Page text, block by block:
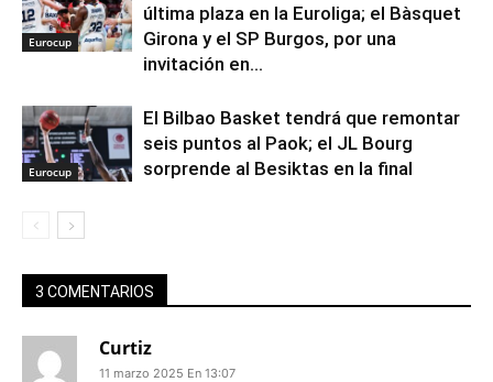
Eurocup
última plaza en la Euroliga; el Bàsquet
Girona y el SP Burgos, por una
invitación en...
Eurocup
El Bilbao Basket tendrá que remontar
seis puntos al Paok; el JL Bourg
sorprende al Besiktas en la final
3 COMENTARIOS
Curtiz
11 marzo 2025 En 13:07